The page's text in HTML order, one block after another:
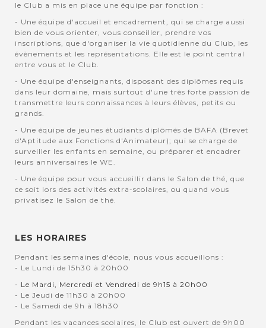
le Club a mis en place une équipe par fonction :
- Une équipe d'accueil et encadrement, qui se charge aussi
bien de vous orienter, vous conseiller, prendre vos
inscriptions, que d'organiser la vie quotidienne du Club, les
évènements et les représentations. Elle est le point central
entre vous et le Club.
- Une équipe d'enseignants, disposant des diplômes requis
dans leur domaine, mais surtout d'une très forte passion de
transmettre leurs connaissances à leurs élèves, petits ou
grands.
- Une équipe de jeunes étudiants diplômés de BAFA (Brevet
d'Aptitude aux Fonctions d'Animateur); qui se charge de
surveiller les enfants en semaine, ou préparer et encadrer
leurs anniversaires le WE.
- Une équipe pour vous accueillir dans le Salon de thé, que
ce soit lors des activités extra-scolaires, ou quand vous
privatisez le Salon de thé.
LES HORAIRES
Pendant les semaines d'école, nous vous accueillons :
- Le Lundi de 15h30 à 20h00
- Le Mardi, Mercredi et Vendredi de 9h15 à 20h00
- Le Jeudi de 11h30 à 20h00
- Le Samedi de 9h à 18h30
Pendant les vacances scolaires, le Club est ouvert de 9h00